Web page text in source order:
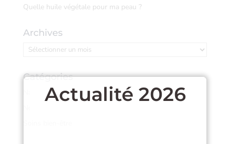
Quelle huile végétale pour ma peau ?
Archives
Archives
Catégories
Naturopathie
Actualité 2026